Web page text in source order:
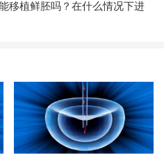
移植鲜胚吗？在什么情况下进